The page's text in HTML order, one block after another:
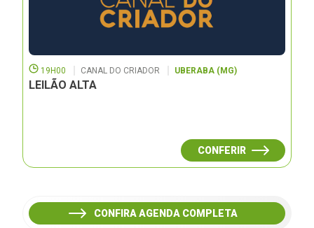
19H00 CANAL DO CRIADOR UBERABA (MG)
LEILÃO ALTA
CONFERIR
CONFIRA AGENDA COMPLETA